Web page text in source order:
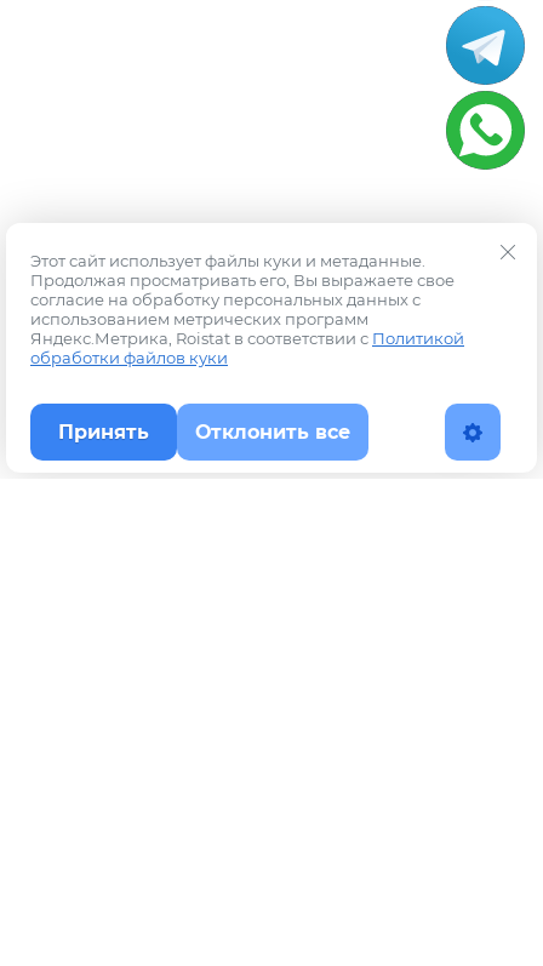
Этот сайт использует файлы куки и метаданные.
Продолжая просматривать его, Вы выражаете свое
согласие на обработку персональных данных с
использованием метрических программ
Яндекс.Метрика, Roistat в соответствии с Политикой
обработки файлов куки
Принять Отклонить все